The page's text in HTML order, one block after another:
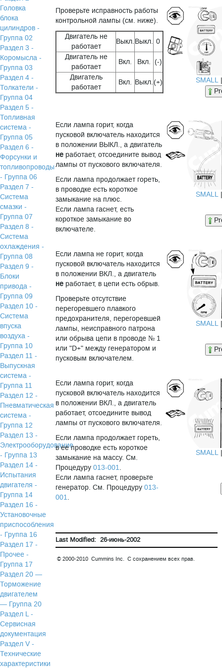
Головка
блока
цилиндров -
Группа 02
Раздел 3 -
Коромысла -
Группа 03
Раздел 4 -
Толкатели -
Группа 04
Раздел 5 -
Топливная
система -
Группа 05
Раздел 6 -
Форсунки и
топливопроводы
- Группа 06
Раздел 7 -
Система
смазки -
Группа 07
Раздел 8 -
Система
охлаждения -
Группа 08
Раздел 9 -
Блоки
привода -
Группа 09
Раздел 10 -
Система
впуска
воздуха -
Группа 10
Раздел 11 -
Выпускная
система -
Группа 11
Раздел 12 -
Пневматическая
система -
Группа 12
Раздел 13 -
Электрооборудование
- Группа 13
Раздел 14 -
Испытания
двигателя -
Группа 14
Раздел 16 -
Установочные
приспособления
- Группа 16
Раздел 17 -
Прочее -
Группа 17
Раздел 20 —
Торможение
двигателем
— Группа 20
Раздел L -
Сервисная
документация
Раздел V -
Технические
характеристики
Проверьте исправность работы
контрольной лампы (см. ниже).
Двигатель не
работает
Выкл.Выкл. 0
Двигатель не
работает
Вкл. Вкл. (-)
Двигатель
работает
Вкл. Выкл.(+) SMALL
Если лампа горит, когда
пусковой включатель находится
в положении ВЫКЛ., а двигатель
не работает, отсоедините вывод
лампы от пускового включателя.
Если лампа продолжает гореть,
в проводке есть короткое
замыкание на плюс.
Если лампа гаснет, есть
короткое замыкание во
включателе.
SMALL
Если лампа не горит, когда
пусковой включатель находится
в положении ВКЛ., а двигатель
не работает, в цепи есть обрыв.
Проверьте отсутствие
перегоревшего плавкого
предохранителя, перегоревшей
лампы, неисправного патрона
или обрыва цепи в проводе № 1
или "D+" между генератором и
пусковым включателем.
SMALL
Если лампа горит, когда
пусковой включатель находится
в положении ВКЛ., а двигатель
работает, отсоедините вывод
лампы от пускового включателя.
Если лампа продолжает гореть,
в ее проводке есть короткое
замыкание на массу. См.
Процедуру013-001.
Если лампа гаснет, проверьте
генератор. См. Процедуру013-
001.
SMALL
Last Modified: 26-июнь-2002
© 2000-2010 Cummins Inc. С сохранением всех прав.